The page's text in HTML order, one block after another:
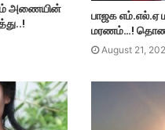
அணையின்
பாஜக எம்.எல்.ஏ
மரணம்…!
August 21,